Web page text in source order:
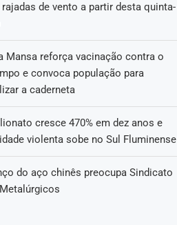
rajadas de vento a partir desta quinta-
Mansa reforça vacinação contra o
e convoca população para
a caderneta
cresce 470% em dez anos e
violenta sobe no Sul Fluminense
do aço chinês preocupa Sindicato